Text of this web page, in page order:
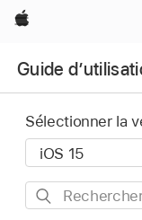
Apple
Guide
Sélectionner la
Rechercher